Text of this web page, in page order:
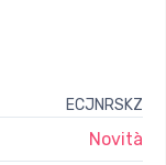
ECJNRSKZ
Novità